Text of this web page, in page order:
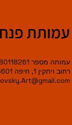
עמותת
עמותה מספר 580118261
רחוב ויתקין 1, חיפה 3475601. טלפון: 050-8565374.